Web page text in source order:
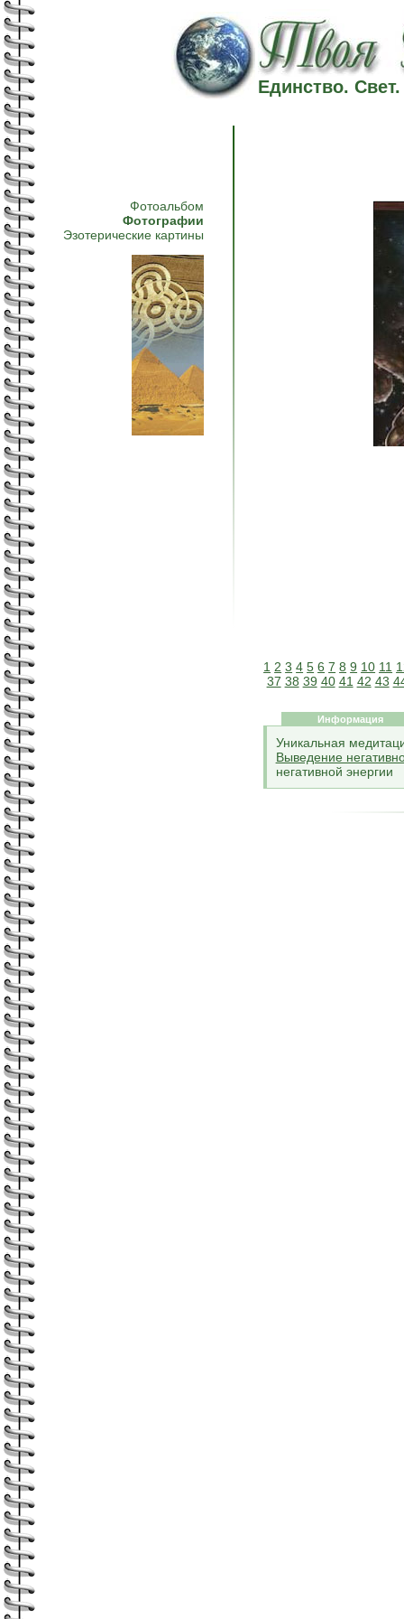
Единство.
Фотоальбом
Фотографии
Эзотерические картины
1 2 3 4 5 6 7 8 9 10 11
37 38 39 40 41 42 43
Информация
Уникальная
Выведение
негативной энергии